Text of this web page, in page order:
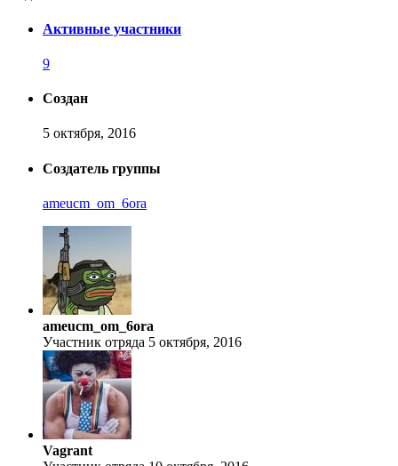
Активные участники
9
Создан
5 октября, 2016
Создатель группы
ameucm_om_6ora
ameucm_om_6ora
Участник отряда 5 октября, 2016
Vagrant